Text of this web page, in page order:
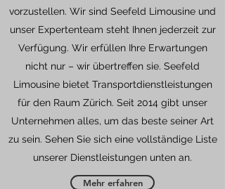
vorzustellen. Wir sind Seefeld Limousine und
unser Expertenteam steht Ihnen jederzeit zur
Verfügung. Wir erfüllen Ihre Erwartungen
nicht nur – wir übertreffen sie. Seefeld
Limousine bietet Transportdienstleistungen
für den Raum Zürich. Seit 2014 gibt unser
Unternehmen alles, um das beste seiner Art
zu sein. Sehen Sie sich eine vollständige Liste
unserer Dienstleistungen unten an.
Mehr erfahren